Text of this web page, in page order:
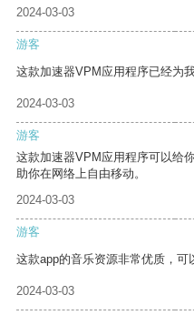
2024-03-03
游客
这款加速器VPM应用程序已经为
2024-03-03
游客
这款加速器VPM应用程序可以给
助你在网络上自由移动。
2024-03-03
游客
这款app的音乐资源非常优质，可
2024-03-03